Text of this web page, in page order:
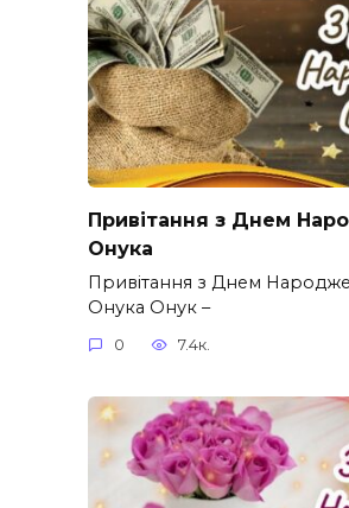
Привітання з Днем
Онука
Привітання з Днем
Онука Онук –
0 7.4к.